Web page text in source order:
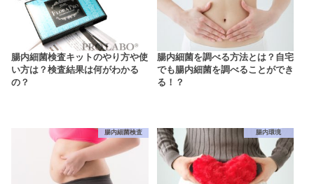
腸内細菌検査キットのやり方や使
い方は？検査結果は何がわかる
の？
腸内細菌を調べる方法とは？自宅
でも腸内細菌を調べることができ
る！？
腸内細菌検査 腸内環境